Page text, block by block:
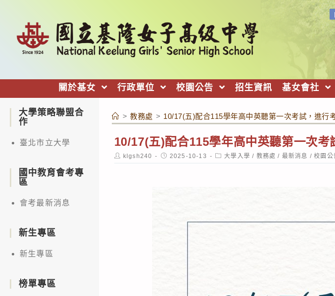
關於基女 行政單位 校園公告 招生資訊 基女會社
> 教務處 > 10/17(五)配合115學年高中英聽第一次考試，進行
10/17(五)配合115學年高中英聽第一次
Post
author:
klgsh240
Post
published:
2025-10-13
Post
category:
大學入學 / 教務處 / 最新消息 / 校園公
大學策略聯盟合
作
臺北市立大學
國中教育會考專
區
會考最新消息
新生專區
新生專區
榜單專區